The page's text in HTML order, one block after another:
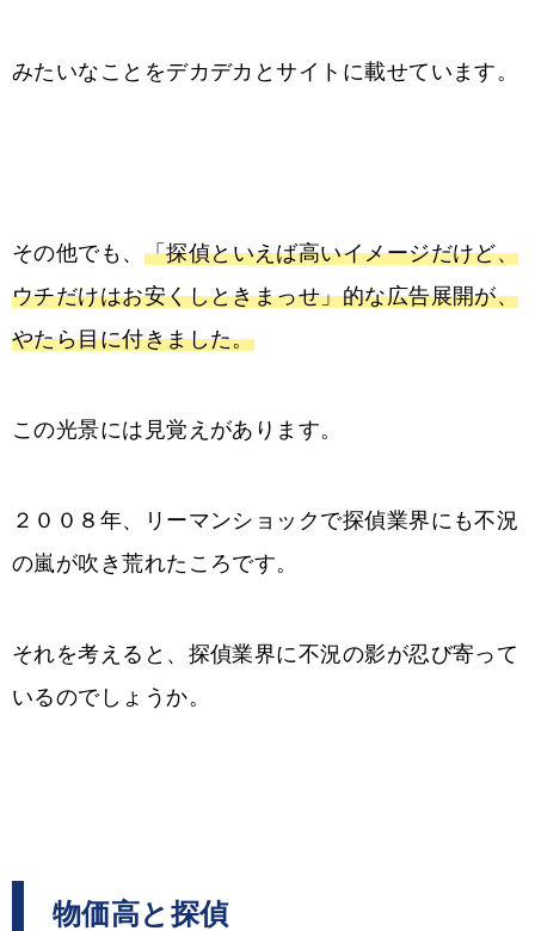
みたいなことをデカデカとサイトに載せています。
その他でも、 「探偵といえば高いイメージだけど、
ウチだけはお安くしときまっせ」的な広告展開が、
やたら目に付きました。
この光景には見覚えがあります。
２００８年、リーマンショックで探偵業界にも不況
の嵐が吹き荒れたころです。
それを考えると、探偵業界に不況の影が忍び寄って
いるのでしょうか。
物価高と探偵